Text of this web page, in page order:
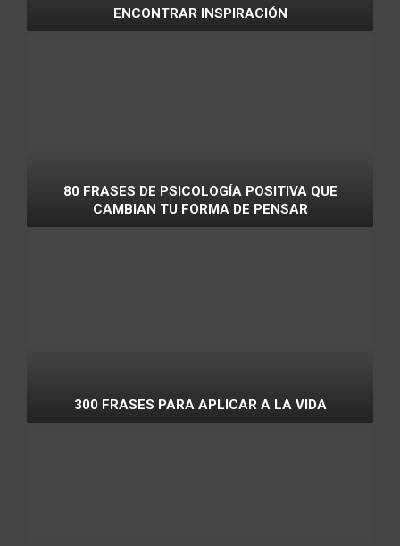
ENCONTRAR INSPIRACIÓN
80 FRASES DE PSICOLOGÍA POSITIVA QUE
CAMBIAN TU FORMA DE PENSAR
300 FRASES PARA APLICAR A LA VIDA